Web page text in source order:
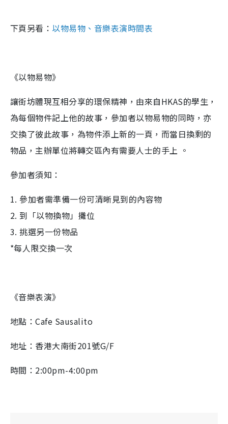
下頁另看： 以物易物、音樂表演時間表
《以物易物》
讓街坊體現互相分享的環保精神，由來自HKAS的學生，
為每個物件記上他的故事，參加者以物易物的同時，亦
交換了彼此故事，為物件添上新的一頁，而當日換剩的
物品，主辦單位將轉交區內有需要人士的手上 。
參加者須知：
1. 參加者需準備一份可清晰見到的內容物
2. 到「以物換物」攤位
3. 挑選另一份物品
*每人限交換一次
《音樂表演》
地點：Cafe Sausalito
地址：香港大南街201號G/F
時間：2:00pm-4:00pm